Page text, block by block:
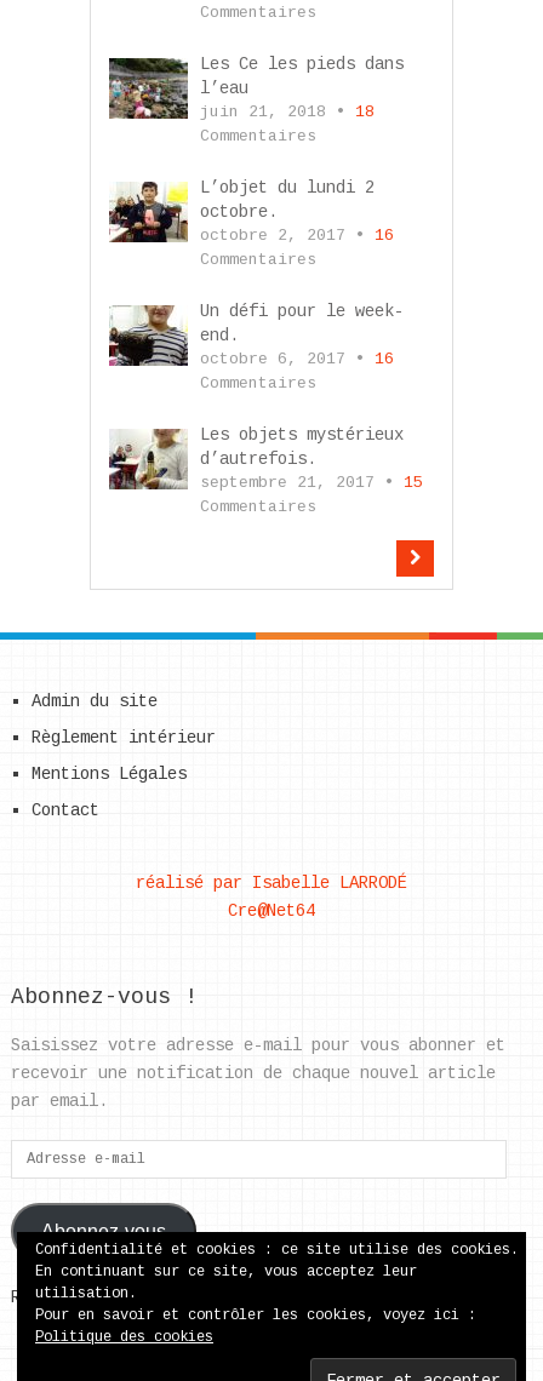
Commentaires
Les Ce les pieds dans
l’eau
juin 21, 2018 • 18
Commentaires
L’objet du lundi 2
octobre.
octobre 2, 2017 • 16
Commentaires
Un défi pour le week-
end.
octobre 6, 2017 • 16
Commentaires
Les objets mystérieux
d’autrefois.
septembre 21, 2017 • 15
Commentaires
Admin du site
Règlement intérieur
Mentions Légales
Contact
réalisé par Isabelle LARRODÉ
Cre@Net64
Abonnez-vous !
Saisissez votre adresse e-mail pour vous abonner et
recevoir une notification de chaque nouvel article
par email.
Adresse
e-
mail
Abonnez-vous
Rejoignez les 37 autres abonnés
Copyright © 2026.
Confidentialité et cookies : ce site utilise des cookies.
En continuant sur ce site, vous acceptez leur
utilisation.
Pour en savoir et contrôler les cookies, voyez ici :
Politique des cookies